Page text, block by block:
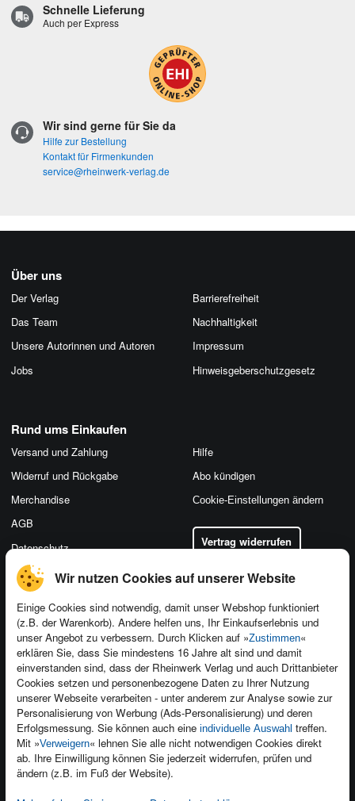
Wir nutzen Cookies auf unserer Website
Einige Cookies sind notwendig, damit unser Webshop funktioniert
(z.B. der Warenkorb). Andere helfen uns, Ihr Einkaufserlebnis und
unser Angebot zu verbessern. Durch Klicken auf »Zustimmen«
erklären Sie, dass Sie mindestens 16 Jahre alt sind und damit
einverstanden sind, dass der Rheinwerk Verlag und auch Drittanbieter
Cookies setzen und personenbezogene Daten zu Ihrer Nutzung
unserer Webseite verarbeiten - unter anderem zur Analyse sowie zur
Personalisierung von Werbung (Ads-Personalisierung) und deren
Erfolgsmessung. Sie können auch eine individuelle Auswahl treffen.
Mit »Verweigern« lehnen Sie alle nicht notwendigen Cookies direkt
ab. Ihre Einwilligung können Sie jederzeit widerrufen, prüfen und
ändern (z.B. im Fuß der Website).
Schnelle Lieferung
Auch per Express
Wir sind gerne für Sie da
Hilfe zur Bestellung
Kontakt für Firmenkunden
service@rheinwerk-verlag.de
Über uns
Der Verlag
Das Team
Unsere Autorinnen und Autoren
Jobs
Barrierefreiheit
Nachhaltigkeit
Impressum
Hinweis­geber­schutz­gesetz
Kontakt
Newsletter
Für Unternehmen
Presseservice
Dozentenservice
Produktfeedback
Foreign Rights
Ein Buch schreiben
Rund ums Einkaufen
Versand und Zahlung
Widerruf und Rückgabe
Merchandise
AGB
Datenschutz
Hilfe
Abo kündigen
Cookie-Einstellungen ändern
Vertrag widerrufen